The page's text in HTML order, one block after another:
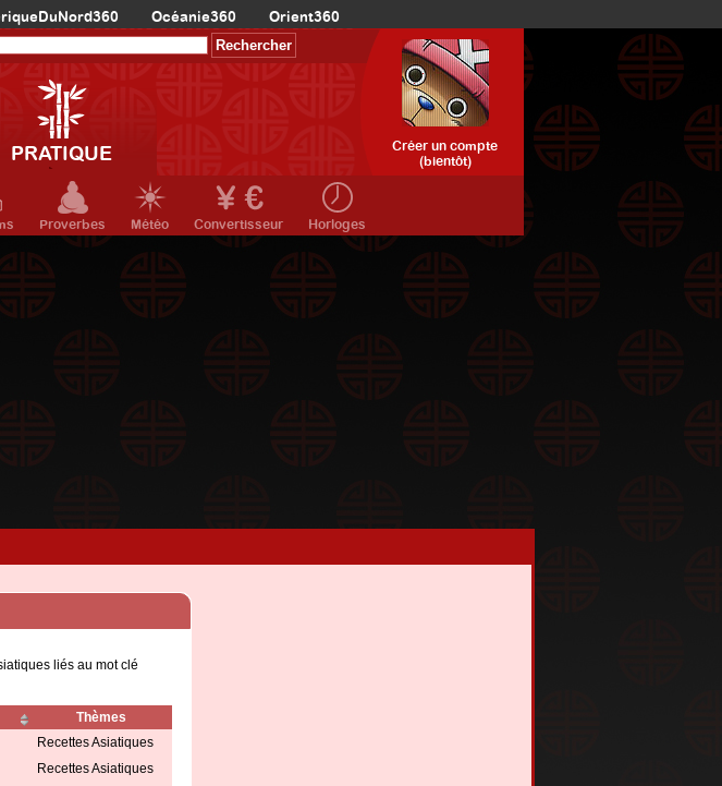
Océanie360 Orient360
PRATIQUE
Créer un compte
(bientôt)
Proverbes Météo Convertisseur Horloges
liés au mot clé
Thèmes
Recettes Asiatiques
Recettes Asiatiques